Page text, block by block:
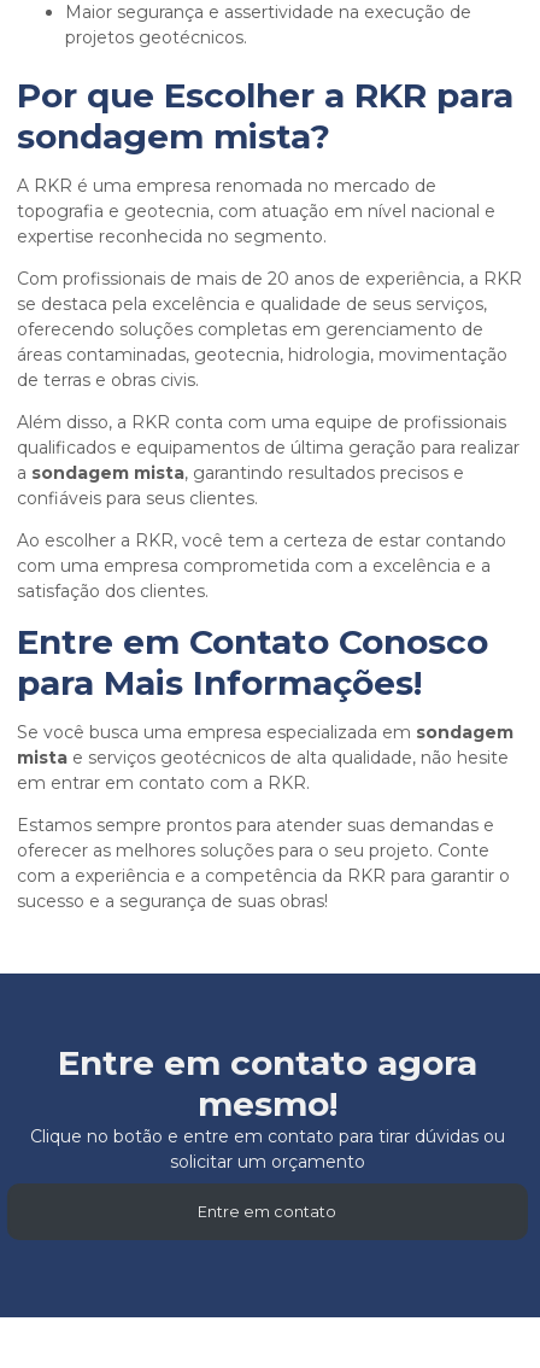
Maior segurança e assertividade na execução de
projetos geotécnicos.
Por que Escolher a RKR para
sondagem mista?
A RKR é uma empresa renomada no mercado de
topografia e geotecnia, com atuação em nível nacional e
expertise reconhecida no segmento.
Com profissionais de mais de 20 anos de experiência, a RKR
se destaca pela excelência e qualidade de seus serviços,
oferecendo soluções completas em gerenciamento de
áreas contaminadas, geotecnia, hidrologia, movimentação
de terras e obras civis.
Além disso, a RKR conta com uma equipe de profissionais
qualificados e equipamentos de última geração para realizar
a sondagem mista, garantindo resultados precisos e
confiáveis para seus clientes.
Ao escolher a RKR, você tem a certeza de estar contando
com uma empresa comprometida com a excelência e a
satisfação dos clientes.
Entre em Contato Conosco
para Mais Informações!
Se você busca uma empresa especializada em sondagem
mista e serviços geotécnicos de alta qualidade, não hesite
em entrar em contato com a RKR.
Estamos sempre prontos para atender suas demandas e
oferecer as melhores soluções para o seu projeto. Conte
com a experiência e a competência da RKR para garantir o
sucesso e a segurança de suas obras!
Entre em contato agora
mesmo!
Clique no botão e entre em contato para tirar dúvidas ou
solicitar um orçamento
Entre em contato